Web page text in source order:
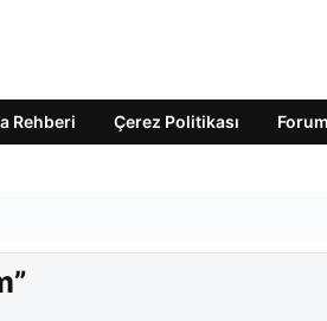
Rehberi Çerez Politikası Forum